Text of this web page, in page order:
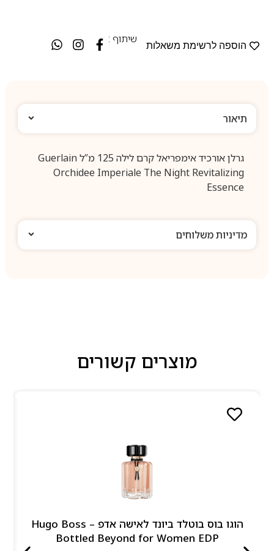
הוספה לרשימת משאלות
שיתוף :
תיאור
גרלן אורכיד אימפריאל קרם לילה 125 מ”ל Guerlain
Orchidee Imperiale The Night Revitalizing
Essence
מדיניות משלוחים
מוצרים קשורים
הוגו בוס בוטלד ביונד לאישה אדפ – Hugo Boss
Bottled Beyond for Women EDP